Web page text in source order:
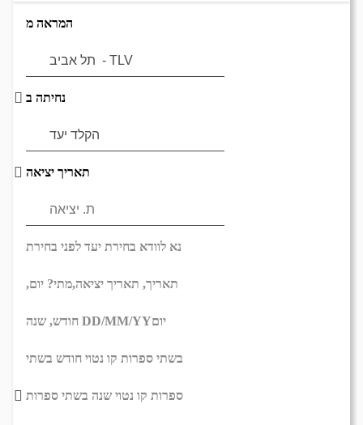
המראה מ
נחיתה ב
תאריך יציאה
נא לוודא בחירת יעד לפני בחירת
תאריך, תאריך יציאה,מתי? יום,
DD/MM/YYיום
בשתי ספרות קו נטוי חודש בשתי
ספרות קו נטוי שנה בשתי ספרות